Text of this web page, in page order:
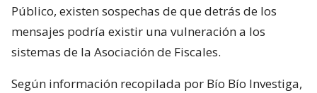
Público, existen sospechas de que detrás de los
mensajes podría existir una vulneración a los
sistemas de la Asociación de Fiscales.
Según información recopilada por Bío Bío Investiga,